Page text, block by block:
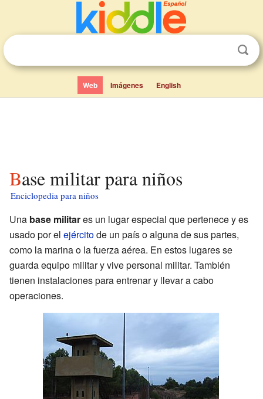
Web Imágenes English
Base militar para niños
Enciclopedia para niños
Una base militares un lugar especial que pertenece y es
usado por el ejércitode un país o alguna de sus partes,
como la marina o la fuerza aérea. En estos lugares se
guarda equipo militar y vive personal militar. También
tienen instalaciones para entrenar y llevar a cabo
operaciones.